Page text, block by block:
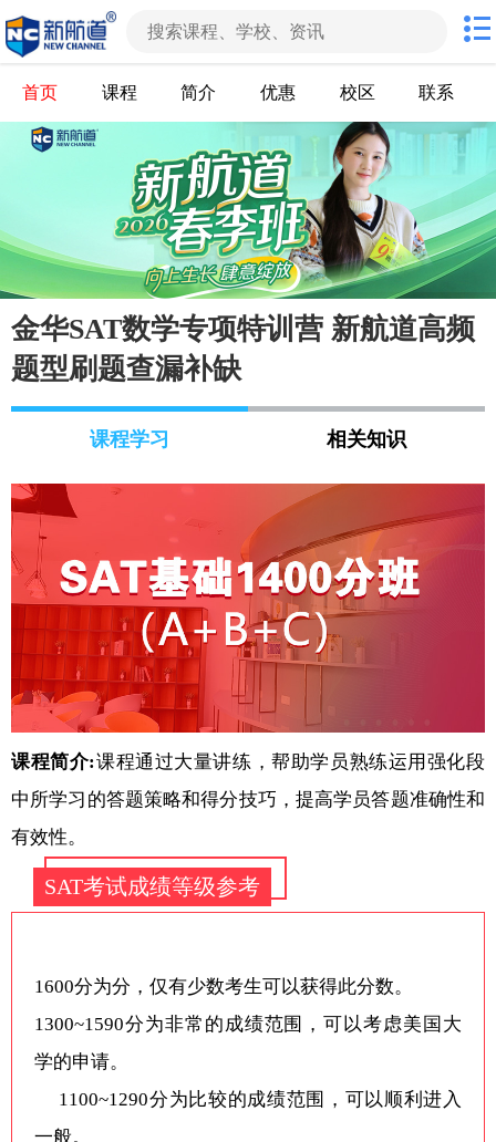
首页 课程 简介 优惠 校区 联系
金华SAT数学专项特训营 新航道高频
题型刷题查漏补缺
课程学习 相关知识
课程简介:课程通过大量讲练，帮助学员熟练运用强化段
中所学习的答题策略和得分技巧，提高学员答题准确性和
有效性。
SAT考试成绩等级参考
1600分为分，仅有少数考生可以获得此分数。
1300~1590分为非常的成绩范围，可以考虑美国大
学的申请。
1100~1290分为比较的成绩范围，可以顺利进入
一般。